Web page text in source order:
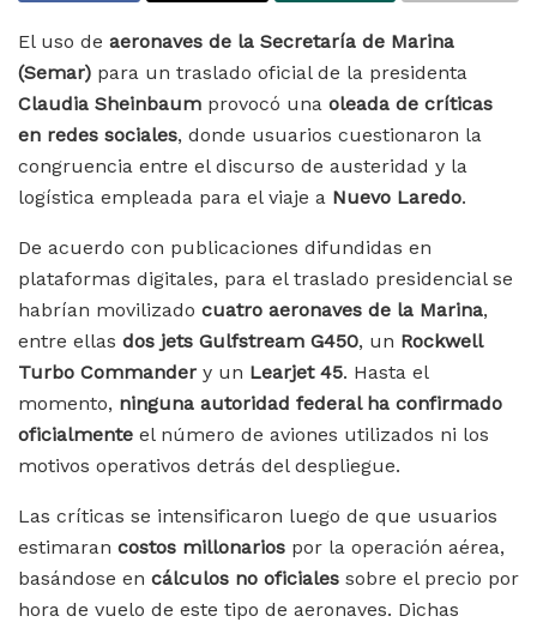
El uso de aeronaves de la Secretaría de Marina
(Semar) para un traslado oficial de la presidenta
Claudia Sheinbaum provocó una oleada de críticas
en redes sociales, donde usuarios cuestionaron la
congruencia entre el discurso de austeridad y la
logística empleada para el viaje a Nuevo Laredo.
De acuerdo con publicaciones difundidas en
plataformas digitales, para el traslado presidencial se
habrían movilizado cuatro aeronaves de la Marina,
entre ellas dos jets Gulfstream G450, un Rockwell
Turbo Commander y un Learjet 45. Hasta el
momento, ninguna autoridad federal ha confirmado
oficialmente el número de aviones utilizados ni los
motivos operativos detrás del despliegue.
Las críticas se intensificaron luego de que usuarios
estimaran costos millonarios por la operación aérea,
basándose en cálculos no oficiales sobre el precio por
hora de vuelo de este tipo de aeronaves. Dichas